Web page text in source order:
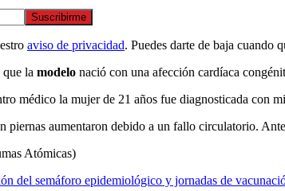
Suscribirme
aviso de privacidad. Puedes darte de baja cuando
la modelo nació con una afección cardíaca
médico la mujer de 21 años fue diagnosticada con
piernas aumentaron debido a un fallo circulatorio.
Atómicas)
del semáforo epidemiológico y jornadas de